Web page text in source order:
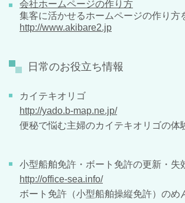
会社ホームページの作り方
集客に活かせるホームページの作り方
http://www.akibare2.jp
日常のお役立ち情報
カイテキオリゴ
http://yado.b-map.ne.jp/
便秘で悩む主婦のカイテキオリゴの体
小型船舶免許・ボート免許の更新・失
http://office-sea.info/
ボート免許（小型船舶操縦免許）のめ